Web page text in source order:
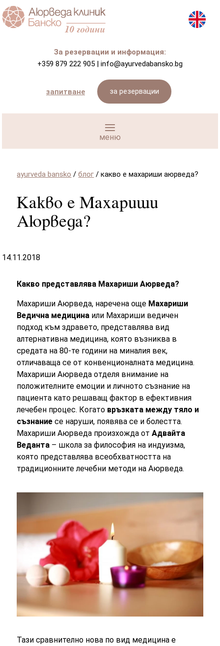
За резервации и информация:
+359 879 222 905 | info@ayurvedabansko.bg
запитване за резервации
ayurveda bansko /блог /какво е махариши аюрведа?
Какво е Махариши
Аюрведа?
14.11.2018
Какво представлява Махариши Аюрведа?
Махариши Аюрведа, наречена още Махариши
Ведична медицина или Махариши ведичен
подход към здравето, представлява вид
алтернативна медицина, която възниква в
средата на 80-те години на миналия век,
отличаваща се от конвенционалната медицина.
Махариши Аюрведа отделя внимание на
положителните емоции и личното съзнание на
пациента като решаващ фактор в ефективния
лечебен процес. Когато връзката между тяло и
съзнание се наруши, появява се и болестта.
Махариши Аюрведа произхожда отАдвайта
Веданта – школа за философия на индуизма,
която представлява всеобхватността на
традиционните лечебни методи на Аюрведа.
Тази сравнително нова по вид медицина е